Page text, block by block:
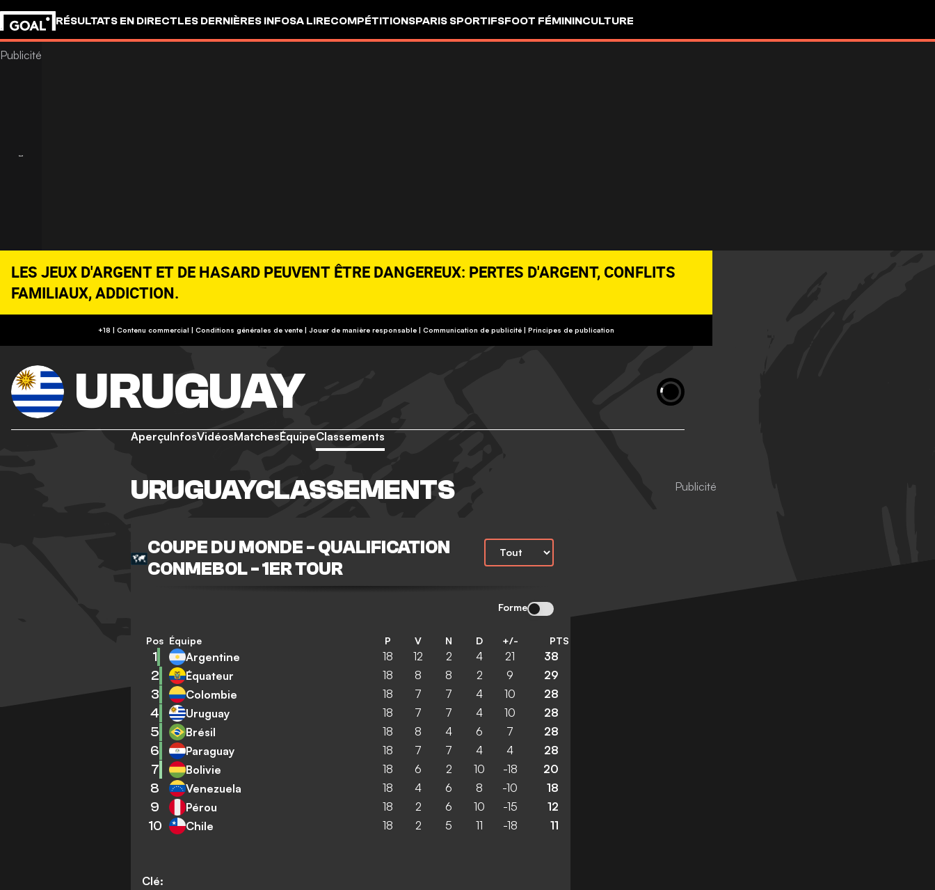
RÉSULTATS EN DIRECTLES DERNIÈRES INFOSA LIRECOMPÉTITIONSPARIS SPORTIFSFOOT FÉMININCULTURE
LES JEUX D'ARGENT ET DE HASARD PEUVENT ÊTRE DANGEREUX: PERTES D'ARGENT, CONFLITS
FAMILIAUX, ADDICTION.
RETROUVEZ NOS CONSEILS SUR (09-74-75-13-13, APPEL NON SURTAXÉ).
https://www.joueurs-info-service.fr/
+18 | Contenu commercial | Conditions générales de vente | Jouer de manière responsable | Communication de publicité | Principes de publication
URUGUAY
AperçuInfosVidéosMatchesÉquipeClassements
URUGUAYCLASSEMENTS
COUPE DU MONDE - QUALIFICATION
CONMEBOL - 1ER TOUR
Forme
Clé:
Pos Équipe P V N D +/- PTS
1 Argentine 18 12 2 4 21 38
2 Équateur 18 8 8 2 9 29
3 Colombie 18 7 7 4 10 28
4 Uruguay 18 7 7 4 10 28
5 Brésil 18 8 4 6 7 28
6 Paraguay 18 7 7 4 4 28
7 Bolivie 18 6 2 10 -18 20
8 Venezuela 18 4 6 8 -10 18
9 Pérou 18 2 6 10 -15 12
10 Chile 18 2 5 11 -18 11